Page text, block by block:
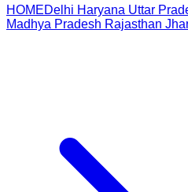
HOMEDelhi Haryana Uttar
Madhya Pradesh Rajasthan